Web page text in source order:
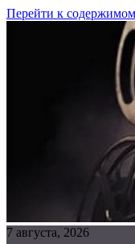
Перейти к
7 августа, 2026